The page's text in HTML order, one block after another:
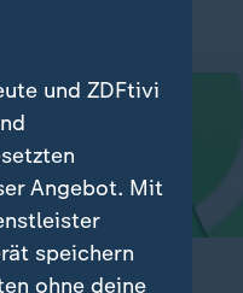
Reuters
und ZDFtivi
Angebot. Mit
speichern
ohne deine